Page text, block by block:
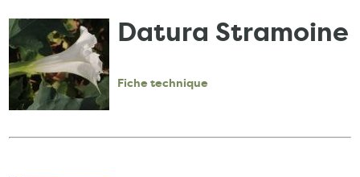
Datura Stramoine
Fiche technique